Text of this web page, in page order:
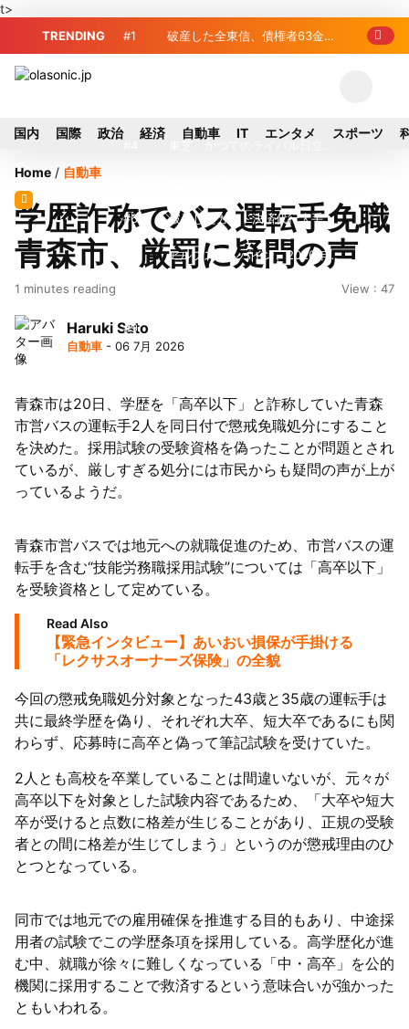
t>
TRENDING #1 破産した全東信、債権者63金融
界良好
のガス供給停止 「2次災害防止」を理
由に
#6 破産したカード決済代行大手
「全東信」債権者リスト公開、金融機関
アルプスアルパイン、2026年8
「地元メディアの報道不足」指摘 那覇
#9
懸念
い出される ギリシャ発航空機が緊急着
陸
国内 国際 政治 経済 自動車 IT エンタメ スポーツ
Home / 自動車
学歴詐称でバス運転手免職
青森市、厳罰に疑問の声
1 minutes reading View : 47
Haruki Sato
自動車 - 06 7月 2026
青森市は20日、学歴を「高卒以下」と詐称していた青森
市営バスの運転手2人を同日付で懲戒免職処分にすること
を決めた。採用試験の受験資格を偽ったことが問題とされ
ているが、厳しすぎる処分には市民からも疑問の声が上が
っているようだ。
青森市営バスでは地元への就職促進のため、市営バスの運
転手を含む“技能労務職採用試験”については「高卒以下」
を受験資格として定めている。
Read Also
【緊急インタビュー】あいおい損保が手掛ける
「レクサスオーナーズ保険」の全貌
今回の懲戒免職処分対象となった43歳と35歳の運転手は
共に最終学歴を偽り、それぞれ大卒、短大卒であるにも関
わらず、応募時に高卒と偽って筆記試験を受けていた。
2人とも高校を卒業していることは間違いないが、元々が
高卒以下を対象とした試験内容であるため、「大卒や短大
卒が受けると点数に格差が生じることがあり、正規の受験
者との間に格差が生じてしまう」というのが懲戒理由のひ
とつとなっている。
同市では地元での雇用確保を推進する目的もあり、中途採
用者の試験でこの学歴条項を採用している。高学歴化が進
む中、就職が徐々に難しくなっている「中・高卒」を公的
機関に採用することで救済するという意味合いが強かった
ともいわれる。